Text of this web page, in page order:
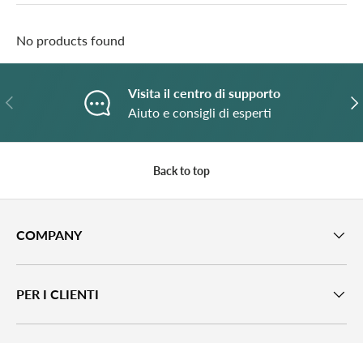
No products found
Previous
Visita il centro di supporto
Aiuto e consigli di esperti
Back to top
COMPANY
PER I CLIENTI